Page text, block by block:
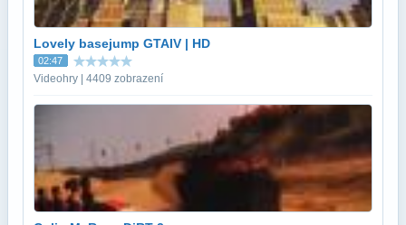
Lovely basejump GTAIV | HD
02:47
Videohry | 4409 zobrazení